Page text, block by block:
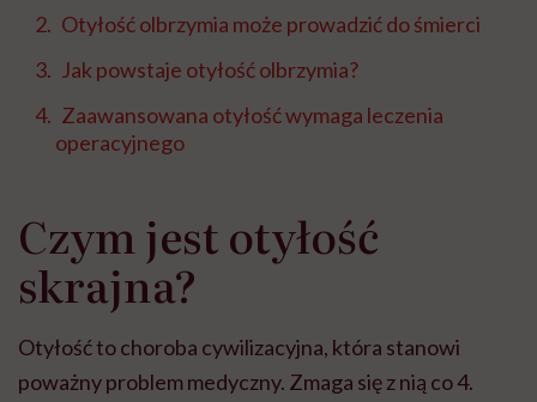
Otyłość olbrzymia może prowadzić do śmierci
Jak powstaje otyłość olbrzymia?
Zaawansowana otyłość wymaga leczenia
operacyjnego
Czym jest otyłość
skrajna?
Otyłość to choroba cywilizacyjna, która stanowi
poważny problem medyczny. Zmaga się z nią co 4.